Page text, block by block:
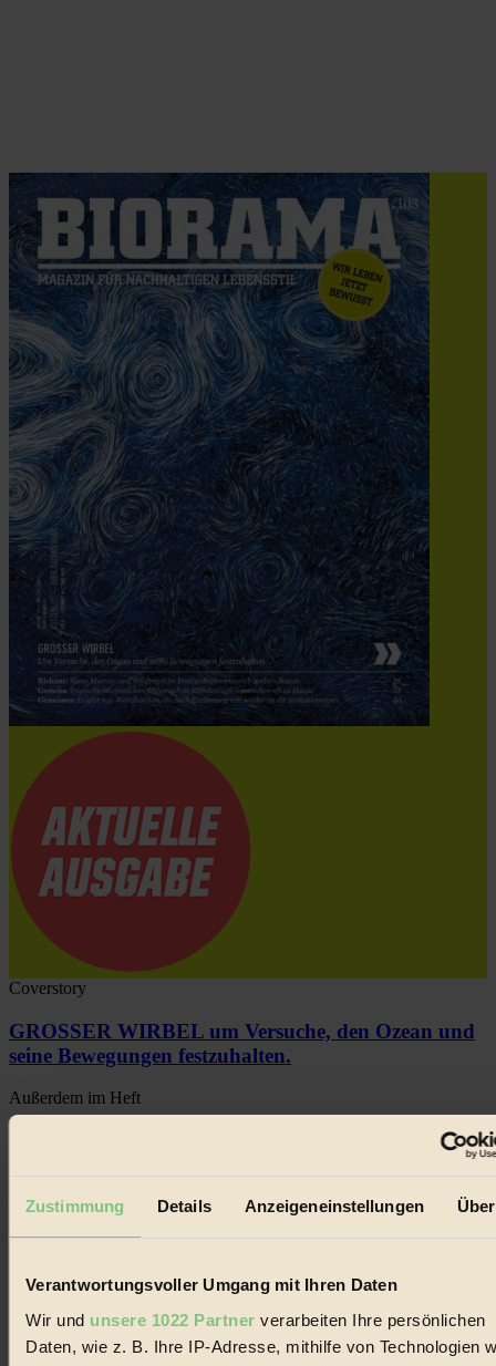
Zustimmung Details Anzeigeneinstellungen
Verantwortungsvoller Umgang mit Ihren Daten
Wir und unsere 1022 Partner verarbeiten Ihre persönlichen
Daten, wie z. B. Ihre IP-Adresse, mithilfe von Technologien
Coverstory
GROSSER WIRBEL um Versuche, den Ozean und
seine Bewegungen festzuhalten.
Außerdem im Heft
GEMEIN:Tropische Stechmücken fühlen sich in
Mitteleuropa inziwschen oft zu Hause.
GEMEINER: Es gibt nun Weinflaschen, die nach
Entleerung voll wieder zu dir zurückkommen.